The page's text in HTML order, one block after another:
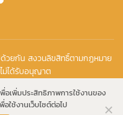
วยกัน สงวนลิขสิทธิ์ตามกฏหมาย
ม่ได้รับอนุญาต
อเพิ่มประสิทธิภาพการใช้งานของ
ใช้งานเว็บไซต์ต่อไป